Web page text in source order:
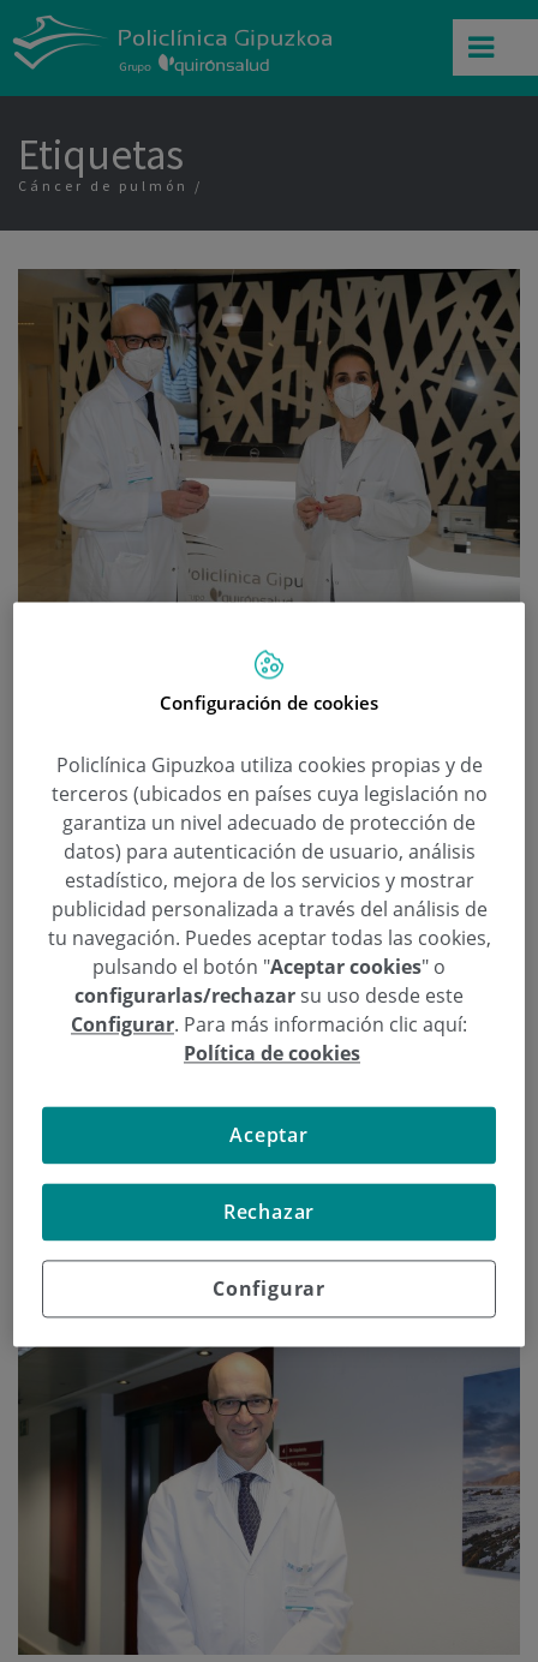
Etiquetas
Cáncer de pulmón
cuando me diagnosticaron el
cáncer de pulmón»
Categoría: Cirugía Torácica
27 de Febrero de 2021
Cáncer de pulmón
De la mano del cirujano torácico José Miguel
Izquierdo y de una paciente operada hace un año
de cáncer de pulmón vamos a profundizar en la
importancia de diagnosticar esta enfermedad en
fases tempranas y el gran beneficio que
experimentamos las personas cuando dejamos de
Configuración de cookies
Policlínica Gipuzkoa utiliza cookies propias y de
terceros (ubicados en países cuya legislación no
garantiza un nivel adecuado de protección de
datos) para autenticación de usuario, análisis
estadístico, mejora de los servicios y mostrar
publicidad personalizada a través del análisis de
tu navegación. Puedes aceptar todas las cookies,
pulsando el botón "Aceptar cookies" o
configurarlas/rechazarsu uso desde este
Configurar. Para más información clic aquí:
Política de cookies
Configurar
Rechazar
Aceptar